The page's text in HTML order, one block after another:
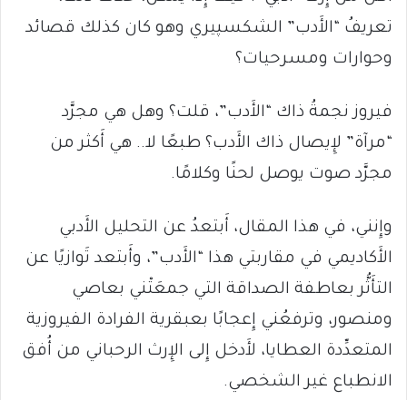
تعريفُ “الأَدب” الشكسپيري وهو كان كذلك قصائد
وحوارات ومسرحيات؟
فيروز نجمةُ ذاك “الأَدب”، قلت؟ وهل هي مجرَّد
“مرآة” لإِيصال ذاك الأَدب؟ طبعًا لا.. هي أَكثر من
مجرَّد صوت يوصل لحنًا وكلامًا.
وإِنني، في هذا المقال، أَبتعدُ عن التحليل الأَدبي
الأَكاديمي في مقاربتي هذا “الأَدب”، وأَبتعد تَوازيًا عن
التأَثُّر بعاطفة الصداقة التي جمعَتْني بعاصي
ومنصور، وترفعُني إِعجابًا بعبقرية الفرادة الفيروزية
المتعدِّدة العطايا، لأَدخل إِلى الإِرث الرحباني من أُفق
الانطباع غير الشخصي.